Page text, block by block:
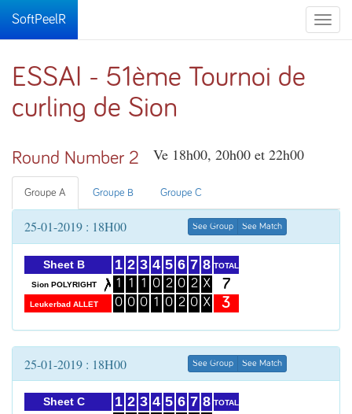
Toggle
SoftPeelR
ESSAI - 51ème Tournoi de
curling de Sion
Round Number 2 Ve 18h00, 20h00 et 22h00
Groupe A Groupe B Groupe C
25-01-2019 : 18H00 See Group See Match
Sheet B
Sion POLYRIGHT
Leukerbad ALLET
1
1
0
2
1
0
3
1
0
4
0
1
5
2
0
6
0
2
7
2
0
8
X
X
TOTAL
7
3
25-01-2019 : 18H00 See Group See Match
Sheet C 1 2 3 4 5 6 7 8 TOTAL